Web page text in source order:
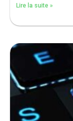
Lire la suite »